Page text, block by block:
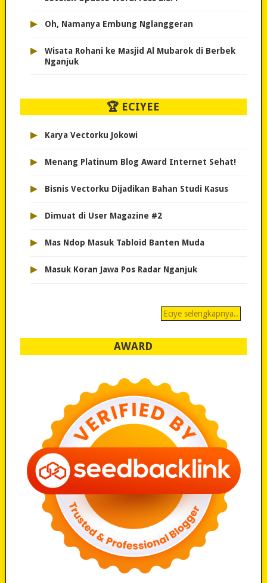
▸ Oh, Namanya Embung Nglanggeran
▸
Wisata Rohani ke Masjid Al Mubarok di Berbek
Nganjuk
🏆 ECIYEE
▸ Karya Vectorku Jokowi
▸ Menang Platinum Blog Award Internet Sehat!
▸ Bisnis Vectorku Dijadikan Bahan Studi Kasus
▸ Dimuat di User Magazine #2
▸ Mas Ndop Masuk Tabloid Banten Muda
▸ Masuk Koran Jawa Pos Radar Nganjuk
Eciye selengkapnya..
AWARD